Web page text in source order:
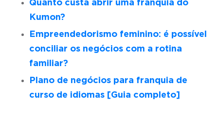
Quanto custa abrir uma franquia do
Kumon?
Empreendedorismo feminino: é possível
conciliar os negócios com a rotina
familiar?
Plano de negócios para franquia de
curso de idiomas [Guia completo]